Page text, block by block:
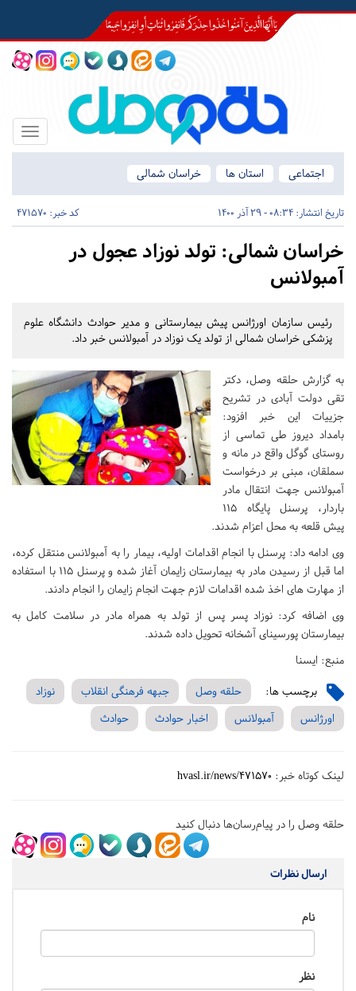
Toggle
اجتماعی
استان ها خراسان شمالی
تاریخ انتشار: 08:34 - 29 آذر 1400 کد خبر: 471570
خراسان شمالی: تولد نوزاد عجول در
آمبولانس
رئیس سازمان اورژانس پیش بیمارستانی و مدیر حوادث دانشگاه علوم
پزشکی خراسان شمالی از تولد یک نوزاد در آمبولانس خبر داد.
به گزارش حلقه وصل، دکتر
تقی دولت آبادی در تشریح
جزییات این خبر افزود:
بامداد دیروز طی تماسی از
روستای گوگل واقع در مانه و
سملقان، مبنی بر درخواست
آمبولانس جهت انتقال مادر
باردار، پرسنل پایگاه ۱۱۵
پیش قلعه به محل اعزام شدند.
وی ادامه داد: پرسنل با انجام اقدامات اولیه، بیمار را به آمبولانس منتقل کرده،
اما قبل از رسیدن مادر به بیمارستان زایمان آغاز شده و پرسنل ۱۱۵ با استفاده
از مهارت ‌های اخذ شده اقدامات لازم جهت انجام زایمان را انجام دادند.
وی اضافه کرد: نوزاد پسر پس از تولد به همراه مادر در سلامت کامل به
بیمارستان پورسینای آشخانه تحویل داده شدند.
منبع: ایسنا
برچسب ها: حلقه وصل جبهه فرهنگی انقلاب
نوزاد
اورژانس
آمبولانس اخبار حوادث حوادث
لینک کوتاه خبر: hvasl.ir/news/471570
حلقه وصل را در پیام‌رسان‌ها دنبال کنید
ارسال نظرات
نام
نظر